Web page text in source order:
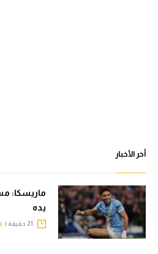
أخر الأخبار
ماريسكا:
يده